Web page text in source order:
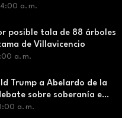
ilegal
a. m.
posible tala de 88 árboles
de Villavicencio
a. m.
Trump a Abelardo de la
sobre soberanía e
a. m.